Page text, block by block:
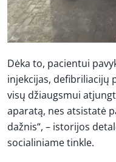
Dėka to, pacientui
injekcijas, defibriliacijų
visų džiaugsmui
aparatą, nes atsistatė
dažnis“, – istorijos
socialiniame tinkle.